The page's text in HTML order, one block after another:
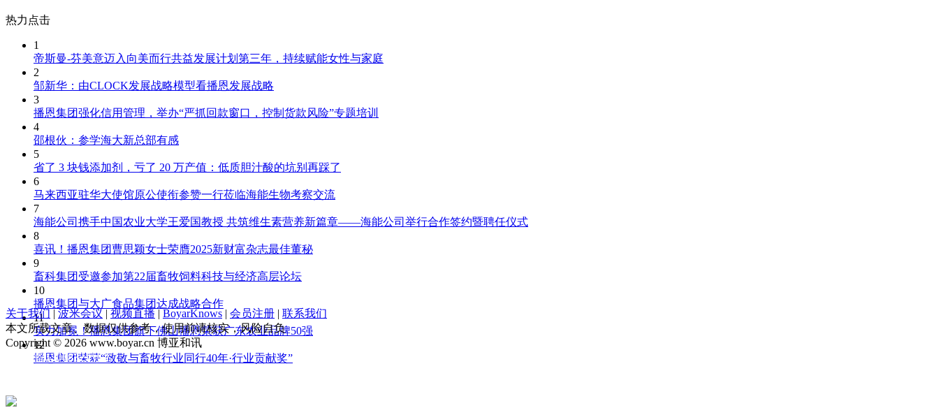
热力点击
1
帝斯曼-芬美意迈入向美而行共益发展计划第三年，持续赋能女性与家庭
2
邹新华：由CLOCK发展战略模型看播恩发展战略
3
播恩集团强化信用管理，举办“严抓回款窗口，控制货款风险”专题培训
4
邵根伙：参学海大新总部有感
5
省了 3 块钱添加剂，亏了 20 万产值：低质胆汁酸的坑别再踩了
6
马来西亚驻华大使馆原公使衔参赞一行莅临海能生物考察交流
7
海能公司携手中国农业大学王爱国教授 共筑维生素营养新篇章——海能公司举行合作签约暨聘任仪式
8
喜讯！播恩集团曹思颖女士荣膺2025新财富杂志最佳董秘
9
畜科集团受邀参加第22届畜牧饲料科技与经济高层论坛
10
播恩集团与大广食品集团达成战略合作
11
实力加冕！播恩集团旗下佛山播恩荣获广东农业品牌50强
12
播恩集团荣获“致敬与畜牧行业同行40年·行业贡献奖”
关于我们| 波米会议 | 视频直播 | BoyarKnows | 会员注册 | 联系我们
本文所载文章、数据仅供参考，使用前请核实，风险自负
Copyright © 2026 www.boyar.cn 博亚和讯
京ICP备13008321号-1